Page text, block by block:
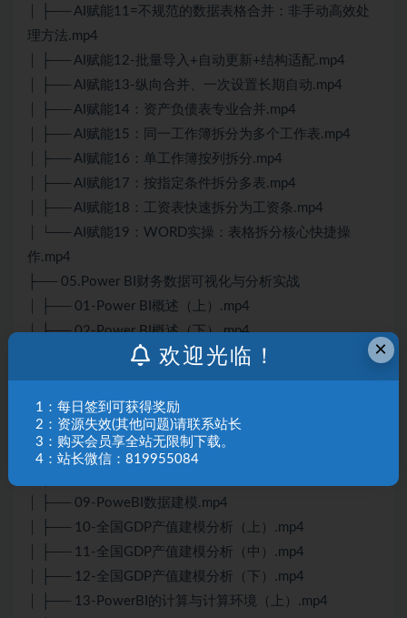
│ ├── AI赋能11=不规范的数据表格合并：非手动高效处
理方法.mp4
│ ├── AI赋能12-批量导入+自动更新+结构适配.mp4
│ ├── AI赋能13-纵向合并、一次设置长期自动.mp4
│ ├── AI赋能14：资产负债表专业合并.mp4
│ ├── AI赋能15：同一工作簿拆分为多个工作表.mp4
│ ├── AI赋能16：单工作簿按列拆分.mp4
│ ├── AI赋能17：按指定条件拆分多表.mp4
│ ├── AI赋能18：工资表快速拆分为工资条.mp4
│ └── AI赋能19：WORD实操：表格拆分核心快捷操
作.mp4
├── 05.Power BI财务数据可视化与分析实战
│ ├── 01-Power BI概述（上）.mp4
│ ├── 02-Power BI概述（下）.mp4
│ ├── 03-Power BI注册及界面介绍.mp4
│ ├── 04-PowerQuery介绍.mp4
│ ├── 05-数据清洗的思维和基本方法.mp4
│ ├── 06-管理费用清洗思路及方法（上）.mp4
│ ├── 07-管理费用清洗思路及方法（下）.mp4
│ ├── 09-PoweBI数据建模.mp4
│ ├── 10-全国GDP产值建模分析（上）.mp4
│ ├── 11-全国GDP产值建模分析（中）.mp4
│ ├── 12-全国GDP产值建模分析（下）.mp4
│ ├── 13-PowerBI的计算与计算环境（上）.mp4
×
欢迎光临！
1：每日签到可获得奖励
2：资源失效(其他问题)请联系站长
3：购买会员享全站无限制下载。
4：站长微信：819955084